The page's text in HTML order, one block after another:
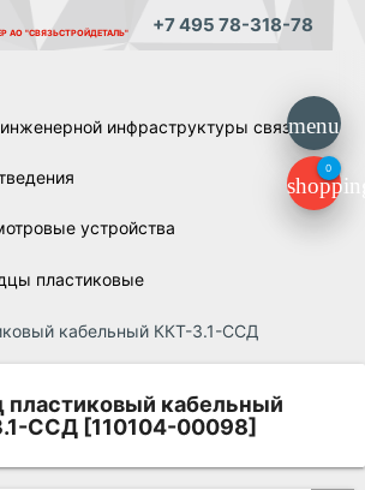
АО "СВЯЗЬСТРОЙДЕТАЛЬ" +7 495 78-318-78
menu
0
инфраструктуры связи,
устройства
пластиковые
кабельный ККТ-3.1-ССД
пластиковый кабельный
ССД [110104-00098]